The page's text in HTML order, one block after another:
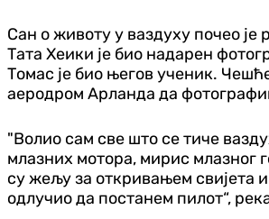
Сан о животу у ваздуху почео је
Тата Хеики је био надарен
Томас је био његов ученик.
аеродром Арланда да
"Волио сам све што се тиче
млазних мотора, мирис млазног
су жељу за откривањем свијета
одлучио да постанем пилот“,